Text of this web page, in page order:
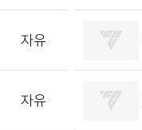
자유
자유